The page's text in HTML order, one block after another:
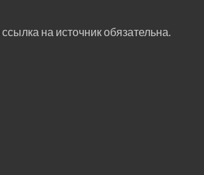
на источник обязательна.